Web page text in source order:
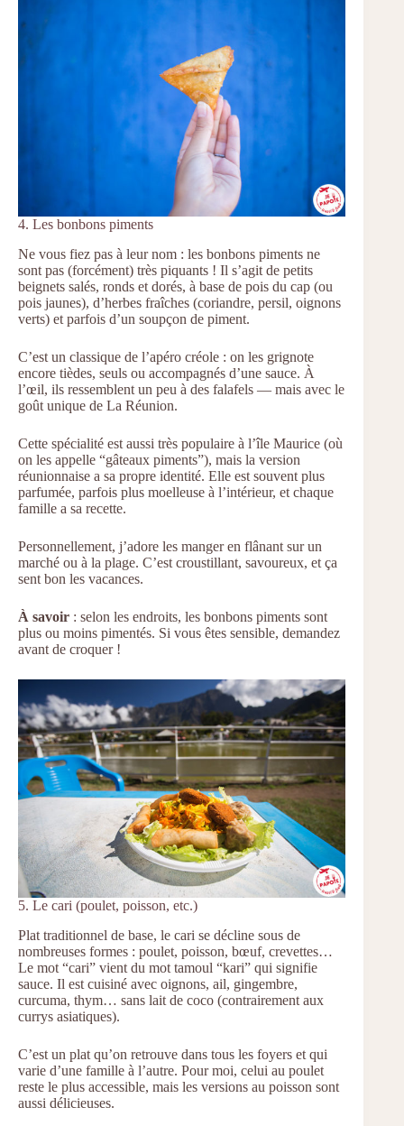
4. Les bonbons piments
Ne vous fiez pas à leur nom : les bonbons piments ne
sont pas (forcément) très piquants ! Il s’agit de petits
beignets salés, ronds et dorés, à base de pois du cap (ou
pois jaunes), d’herbes fraîches (coriandre, persil, oignons
verts) et parfois d’un soupçon de piment.
C’est un classique de l’apéro créole : on les grignote
encore tièdes, seuls ou accompagnés d’une sauce. À
l’œil, ils ressemblent un peu à des falafels — mais avec le
goût unique de La Réunion.
Cette spécialité est aussi très populaire à l’île Maurice (où
on les appelle “gâteaux piments”), mais la version
réunionnaise a sa propre identité. Elle est souvent plus
parfumée, parfois plus moelleuse à l’intérieur, et chaque
famille a sa recette.
Personnellement, j’adore les manger en flânant sur un
marché ou à la plage. C’est croustillant, savoureux, et ça
sent bon les vacances.
À savoir : selon les endroits, les bonbons piments sont
plus ou moins pimentés. Si vous êtes sensible, demandez
avant de croquer !
5. Le cari (poulet, poisson, etc.)
Plat traditionnel de base, le cari se décline sous de
nombreuses formes : poulet, poisson, bœuf, crevettes…
Le mot “cari” vient du mot tamoul “kari” qui signifie
sauce. Il est cuisiné avec oignons, ail, gingembre,
curcuma, thym… sans lait de coco (contrairement aux
currys asiatiques).
C’est un plat qu’on retrouve dans tous les foyers et qui
varie d’une famille à l’autre. Pour moi, celui au poulet
reste le plus accessible, mais les versions au poisson sont
aussi délicieuses.